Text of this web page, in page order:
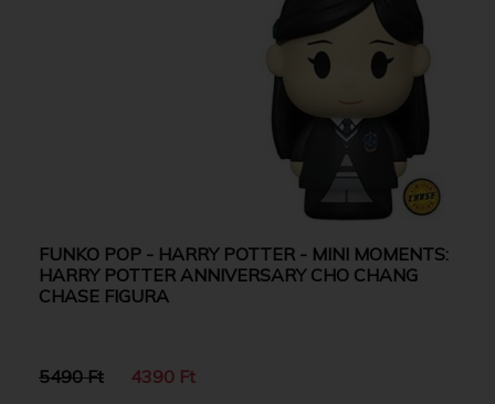
FUNKO POP - HARRY POTTER - MINI MOMENTS:
HARRY POTTER ANNIVERSARY CHO CHANG
CHASE FIGURA
5490 Ft 4390 Ft